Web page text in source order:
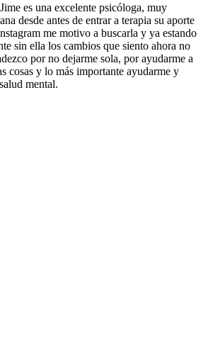
Jime es una excelente psicóloga, muy
desde antes de entrar a terapia su aporte
me motivo a buscarla y ya estando
sin ella los cambios que siento ahora no
por no dejarme sola, por ayudarme a
cosas y lo más importante ayudarme y
mental.